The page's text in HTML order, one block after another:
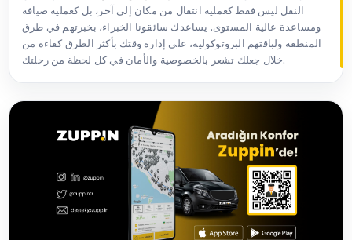
النقل ليس فقط كعملية انتقال من مكان إلى آخر، بل كعملية ضيافة
ومساعدة عالية المستوى. يساعدك سائقونا الخبراء، بخبرتهم في طرق
المنطقة ولباقتهم البروتوكولية، على إدارة وقتك بأكثر الطرق كفاءة من
خلال جعلك تشعر بالخصوصية والأمان في كل لحظة من رحلتك.